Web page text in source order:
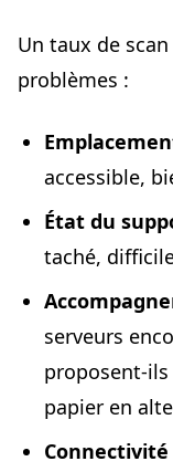
Un taux de
problèmes :
accessible,
État du
taché,
serveurs
proposent-
papier en
Connectivité